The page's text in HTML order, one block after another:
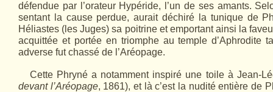
défendue par l’orateur Hypéride, l’un de ses amants.
sentant la cause perdue, aurait déchiré la tunique de
Héliastes (les Juges) sa poitrine et emportant ainsi la
acquittée et portée en triomphe au temple d’Aphrodite
adverse fut chassé de l’Aréopage.
Cette Phryné a notamment inspiré une toile à Jean-
devant l’Aréo­pa­ge, 1861), et là c’est la nudité entière de